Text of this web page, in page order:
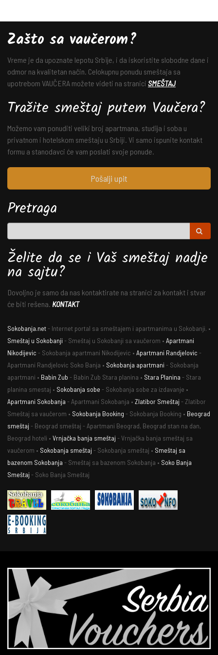
Zašto sa vaučerom?
Vreme je da upoznate lepotu Srbije, i da iskoristite slobodne dane i
odmor na kvalitetan način. Celokupnu ponudu smeštaja sa
upotrebom VAUČERA možete videti na stranici SMEŠTAJ
Tražite smeštaj putem Vaučera?
Možemo vam ponuditi veliki broj apartmana, studija i soba u
privatnom i hotelskom smeštaju u Srbiji. Vi samo ispunite kontakt
formu a stanodavci će vam poslati svoje ponude.
Pošalji upit
Pretraga
Želite da se i Vaš smeštaj nadje
na sajtu?
Dovoljno je samo da nas kontaktirate na stranici za kontakt i stvar
će biti rešena. KONTAKT
Sokobanja.net- Internet portal sa smeštajem i apartmanima u Sokobanji. •
Smeštaj u Sokobanji - Smeštaj u Sokobanji sa vaučerom • Apartmani
Nikodijevic - Sokobanja apartmani Nikodijevic • Apartmani Randjelovic -
Apartmani Randjelovic Soko Banja • Sokobanja apartmani - Sokobanja
apartmani • Babin Zub - Babin Zub Stara planina • Stara Planina - Stara
planina smestaj • Sokobanja sobe - Sokobanja sobe za izdavanje •
Apartmani Sokobanja - Apartmani Sokobanja • Zlatibor Smeštaj - Zlatibor
Smeštaj sa vaučerom • Sokobanja Booking - Sokobanja Booking • Beograd
smeštaj - Beograd smeštaj - Apartmani Beograd, Beograd stan na dan,
Beograd hoteli • Vrnjačka banja smeštaj - Vrnjačka banja smeštaj sa
vaučerom • Sokobanja smeštaj - Sokobanja smeštaj • Smeštaj sa
bazenom Sokobanja - Smeštaj sa bazenom Sokobanja • Soko Banja
Smeštaj - Soko Banja Smeštaj